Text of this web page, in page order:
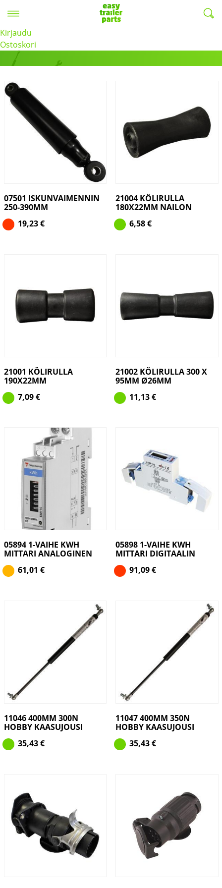
Kirjaudu
Ostoskori
Useita valm.
07501 ISKUNVAIMENNIN
250-390MM
19,23€
21004 KÖLIRULLA
180X22MM NAILON
6,58€
21001 KÖLIRULLA
190X22MM
7,09€
21002 KÖLIRULLA 300 X
95MM Ø26MM
11,13€
05894 1-VAIHE KWH
MITTARI ANALOGINEN
61,01 €
05898 1-VAIHE KWH
MITTARI DIGITAALIN
91,09€
11046 400MM 300N
HOBBY KAASUJOUSI
35,43€
11047 400MM 350N
HOBBY KAASUJOUSI
35,43€